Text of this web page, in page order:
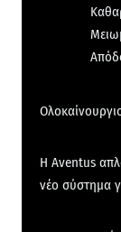
Η Aventus
νέο σύστημα